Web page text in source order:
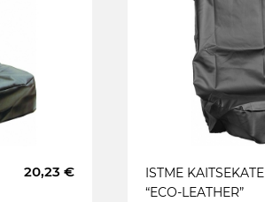
20,23 €
ISTME KAITSEKATE
“ECO-LEATHER”